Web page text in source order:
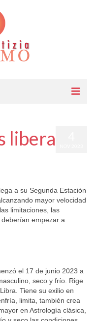
libera
a su Segunda Estación
mayor velocidad
limitaciones, las
empezar a
el 17 de junio 2023 a
seco y frío. Rige
Tiene su exilio en
limita, también crea
en Astrología clásica,